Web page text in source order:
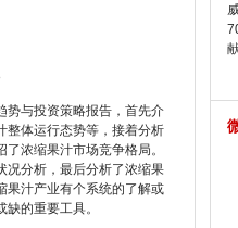
势与投资策略报告，首先介
整体运行态势等，接着分析
浓缩果汁市场竞争格局。
况分析，最后分析了浓缩果
果汁产业有个系统的了解或
的重要工具。